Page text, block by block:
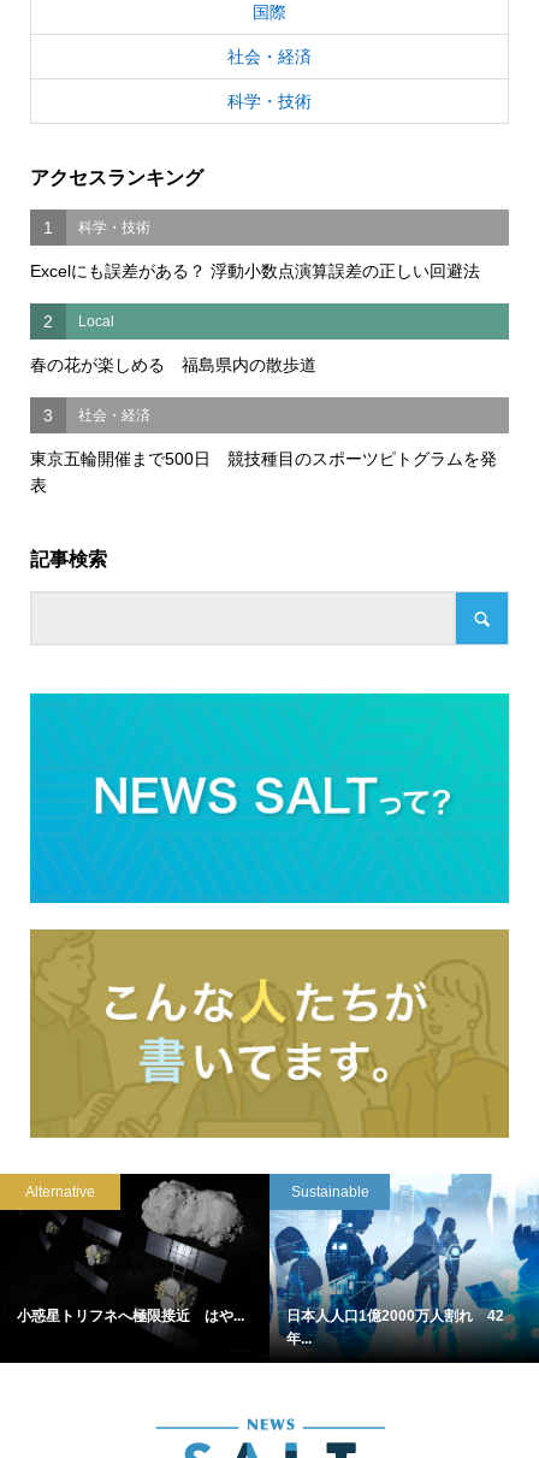
国際
社会・経済
科学・技術
アクセスランキング
1 科学・技術
Excelにも誤差がある？ 浮動小数点演算誤差の正しい回避法
2 Local
春の花が楽しめる 福島県内の散歩道
3 社会・経済
東京五輪開催まで500日 競技種目のスポーツピトグラムを発
表
記事検索
Alternative
小惑星トリフネへ極限接近 はや...
Sustainable
日本人人口1億2000万人割れ 42
年...